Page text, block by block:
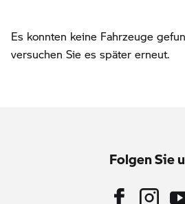
Es konnten keine Fahrzeuge
versuchen Sie es später erneut.
Folgen Sie